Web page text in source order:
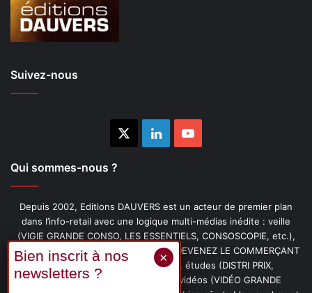
Suivez-nous
LinkedinYouTube
Qui sommes-nous ?
Depuis 2002, Editions DAUVERS est un acteur de premier plan
dans l’info-retail avec une logique multi-médias inédite : veille
(VIGIE GRANDE CONSO, LES ESSENTIELS, CONSOSCOPIE, etc.),
livres (PENSER-CLIENT, IMAGE-PRIX, DEVENEZ LE COMMERÇANT
PRÉFÉRÉ DE VOS CLIENTS, etc.), études (DISTRI PRIX,
PROMOFLASH, DRIVE INSIGHTS), vidéos (VIDÉO GRANDE